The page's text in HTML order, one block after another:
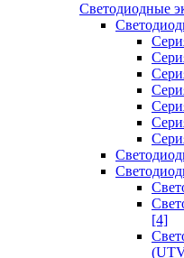
Светодиодные
[4]